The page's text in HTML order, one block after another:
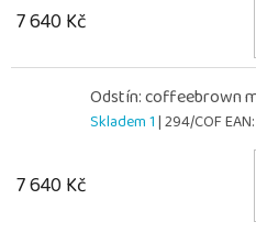
7 640 Kč
Odstín: coffeebrown
Skladem 1| 294/COFEAN:
7 640 Kč